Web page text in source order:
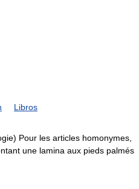
Libros
Pour les articles homonymes,
une lamina aux pieds palmés